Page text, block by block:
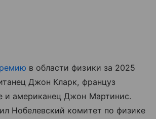
в области физики за 2025
Джон Кларк, француз
и американец Джон Мартинис.
Нобелевский комитет по физике